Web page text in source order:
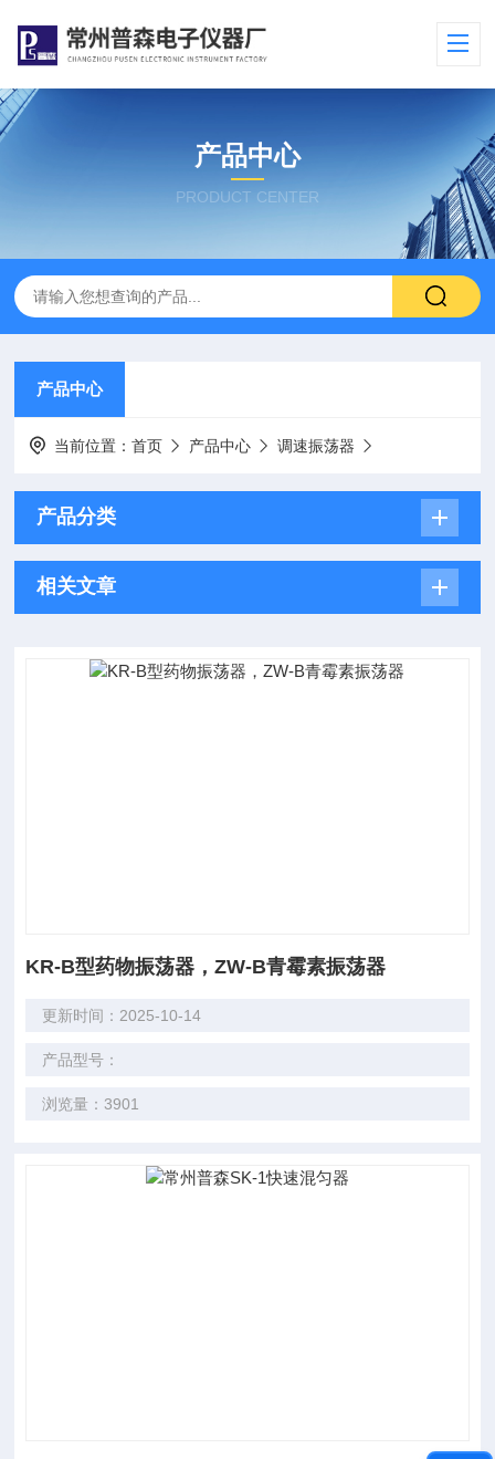
产品中心
PRODUCT CENTER
产品中心
当前位置：首页 产品中心 调速振荡器
产品分类
相关文章
KR-B型药物振荡器，ZW-B青霉素振荡器
更新时间：2025-10-14
产品型号：
浏览量：3901